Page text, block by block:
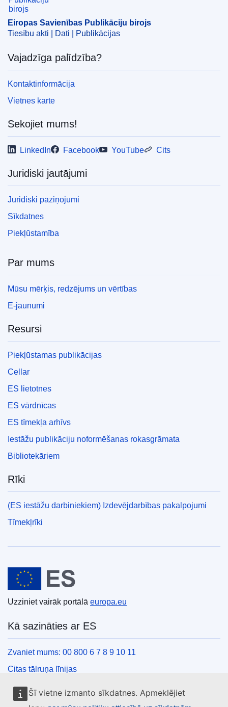
Šī vietne izmanto sīkdatnes. Apmeklējiet
COMNAT : COM_2011_0790_FIN
Eiropas Savienības Publikāciju birojs
Tiesību akti | Dati | Publikācijas
Vajadzīga palīdzība?
Kontaktinformācija
Vietnes karte
Sekojiet mums!
LinkedIn Facebook YouTube Cits
Juridiski jautājumi
Juridiski paziņojumi
Sīkdatnes
Piekļūstamība
Par mums
Mūsu mērķis, redzējums un vērtības
E-jaunumi
Resursi
Piekļūstamas publikācijas
Cellar
ES lietotnes
ES vārdnīcas
ES tīmekļa arhīvs
Iestāžu publikāciju noformēšanas rokasgrāmata
Bibliotekāriem
Rīki
(ES iestāžu darbiniekiem) Izdevējdarbības pakalpojumi
Tīmekļrīki
Eiropas Savienība
Uzziniet vairāk portālā europa.eu
Kā sazināties ar ES
Zvaniet mums: 00 800 6 7 8 9 10 11
Citas tālruņa līnijas
Saziņas veidlapa
ES centru kontaktinformācija